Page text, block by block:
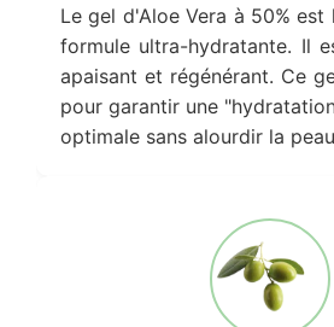
Le gel d'Aloe Vera à 50%
formule ultra-hydratante. Il
apaisant et régénérant. Ce
pour garantir une
optimale sans alourdir la